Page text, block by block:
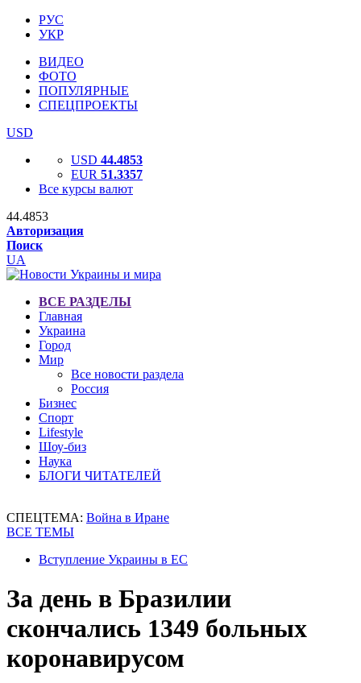
РУС
УКР
ВИДЕО
ФОТО
ПОПУЛЯРНЫЕ
СПЕЦПРОЕКТЫ
USD
USD 44.4853
EUR 51.3357
Все курсы валют
44.4853
Авторизация
Поиск
UA
ВСЕ РАЗДЕЛЫ
Главная
Украина
Город
Мир
Все новости раздела
Россия
Бизнес
Спорт
Lifestyle
Шоу-биз
Наука
БЛОГИ ЧИТАТЕЛЕЙ
СПЕЦТЕМА: Война в Иране
ВСЕ ТЕМЫ
Вступление Украины в ЕС
За день в Бразилии
скончались 1349 больных
коронавирусом